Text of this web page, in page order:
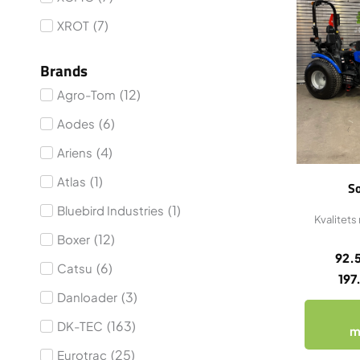
XROT (7)
Brands
Agro-Tom (12)
Aodes (6)
Ariens (4)
Atlas (1)
Bluebird Industries (1)
Boxer (12)
Catsu (6)
Danloader (3)
DK-TEC (163)
Eurotrac (25)
Kvalitets